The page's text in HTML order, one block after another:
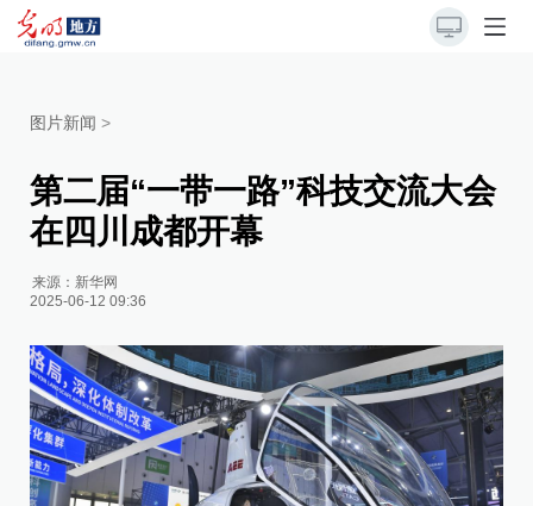
图片新闻 >
第二届“一带一路”科技交流大会
在四川成都开幕
来源： 新华网
2025-06-12 09:36